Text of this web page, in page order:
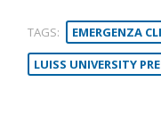
TAGS:
EMERGENZA
LUISS UNIVERSITY